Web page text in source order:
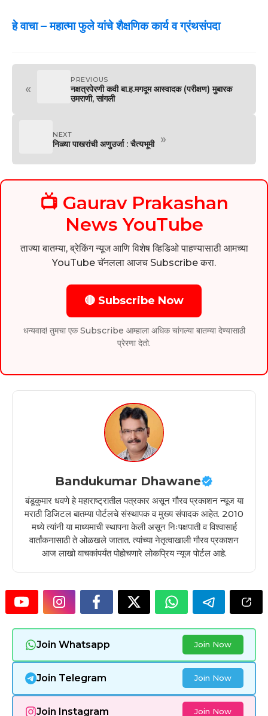
हे वाचा – महात्मा फुले यांचे शैक्षणिक कार्य व ग्रंथसंपदा
«
PREVIOUS
नक्षत्रपेरणी कवी बा.ह.मगदूम आस्वादक (परीक्षण) मुबारक
उमराणी, सांगली
NEXT
निळ्या पाखरांची अणुउर्जा : चैत्यभूमी »
📺 Gaurav Prakashan
News YouTube
ताज्या बातम्या, ब्रेकिंग न्यूज आणि विशेष व्हिडिओ पाहण्यासाठी आमच्या
YouTube चॅनलला आजच Subscribe करा.
🔴 Subscribe Now
धन्यवाद! तुमचा एक Subscribe आम्हाला अधिक चांगल्या बातम्या देण्यासाठी
प्रेरणा देतो.
Bandukumar Dhawane
बंडूकुमार धवणे हे महाराष्ट्रातील पत्रकार असून गौरव प्रकाशन न्यूज या
मराठी डिजिटल बातम्या पोर्टलचे संस्थापक व मुख्य संपादक आहेत. 2010
मध्ये त्यांनी या माध्यमाची स्थापना केली असून निःपक्षपाती व विश्वासार्ह
वार्तांकनासाठी ते ओळखले जातात. त्यांच्या नेतृत्वाखाली गौरव प्रकाशन
आज लाखो वाचकांपर्यंत पोहोचणारे लोकप्रिय न्यूज पोर्टल आहे.
Join Whatsapp Join Now
Join Telegram Join Now
Join Instagram Join Now